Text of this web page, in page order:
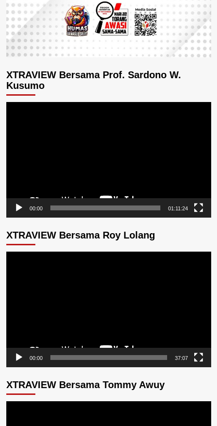
XTRAVIEW Bersama Prof. Sardono W.
Kusumo
00:00 01:11:24
XTRAVIEW Bersama Roy Lolang
00:00 37:07
XTRAVIEW Bersama Tommy Awuy